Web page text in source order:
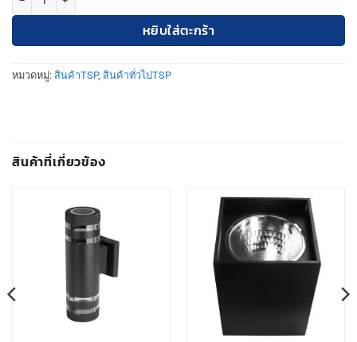
หยิบใส่ตะกร้า
หมวดหมู่: สินค้าTSP, สินค้าทั่วไปTSP
สินค้าที่เกี่ยวข้อง